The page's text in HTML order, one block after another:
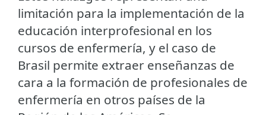
limitación para la implementación de la
educación interprofesional en los
cursos de enfermería, y el caso de
Brasil permite extraer enseñanzas de
cara a la formación de profesionales de
enfermería en otros países de la